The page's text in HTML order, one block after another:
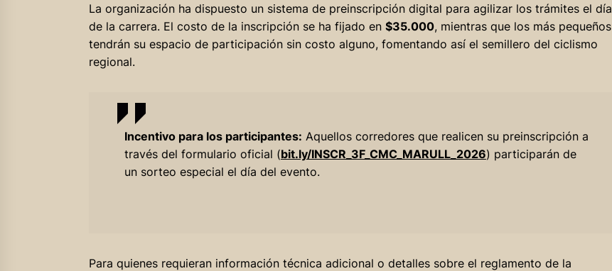
La organización ha dispuesto un sistema de preinscripción digital para agilizar los trámites el día
de la carrera. El costo de la inscripción se ha fijado en $35.000, mientras que los más pequeños
tendrán su espacio de participación sin costo alguno, fomentando así el semillero del ciclismo
regional.
Incentivo para los participantes: Aquellos corredores que realicen su preinscripción a
través del formulario oficial (bit.ly/INSCR_3F_CMC_MARULL_2026) participarán de
un sorteo especial el día del evento.
Para quienes requieran información técnica adicional o detalles sobre el reglamento de la